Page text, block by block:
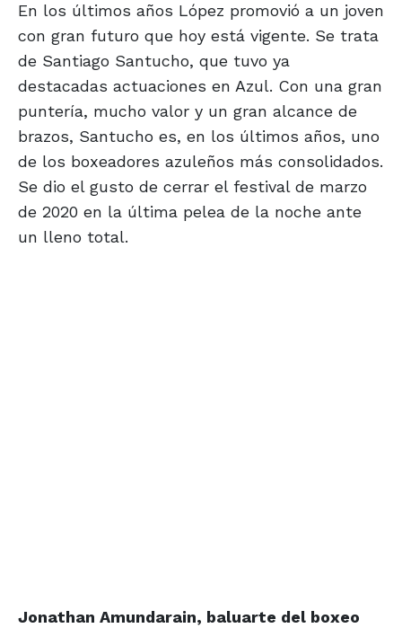
En los últimos años López promovió a un joven
con gran futuro que hoy está vigente. Se trata
de Santiago Santucho, que tuvo ya
destacadas actuaciones en Azul. Con una gran
puntería, mucho valor y un gran alcance de
brazos, Santucho es, en los últimos años, uno
de los boxeadores azuleños más consolidados.
Se dio el gusto de cerrar el festival de marzo
de 2020 en la última pelea de la noche ante
un lleno total.
Jonathan Amundarain, baluarte del boxeo